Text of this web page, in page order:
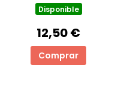
Disponible
12,50 €
Comprar